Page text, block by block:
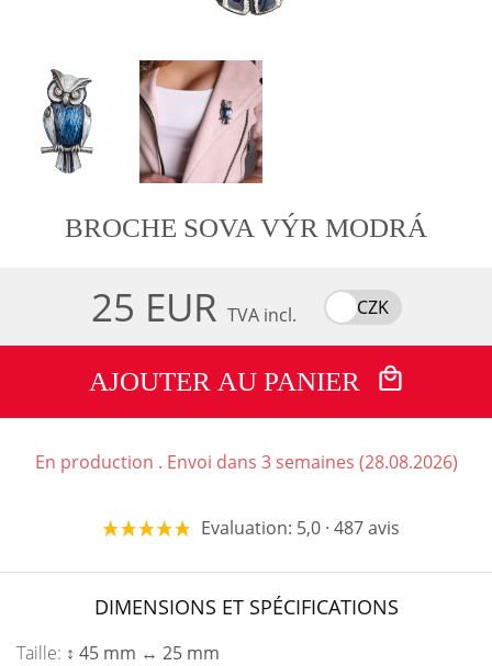
BROCHE SOVA VÝR MODRÁ
25 EUR TVA incl. CZK
AJOUTER AU PANIER
En production . Envoi dans 3 semaines (28.08.2026)
Evaluation: 5,0 · 487 avis
DIMENSIONS ET SPÉCIFICATIONS
Taille: ↕ 45 mm ↔ 25 mm